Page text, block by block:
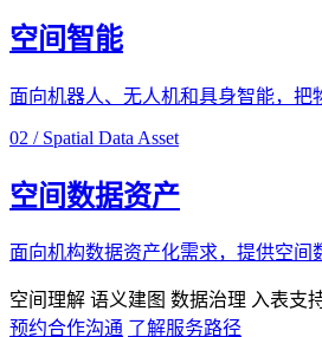
空间智能
面向机器人、无人机和具身智能，把
02 / Spatial Data Asset
空间数据资产
面向机构数据资产化需求，提供空间
空间理解 语义建图 数据治理 入表支
预约合作沟通 了解服务路径